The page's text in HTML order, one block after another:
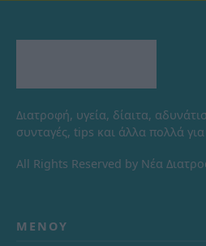
Διατροφή, υγεία, δίαιτα,
συνταγές, tips και άλλα πολλά
All Rights Reserved by Νέα
ΜΕΝΟΎ